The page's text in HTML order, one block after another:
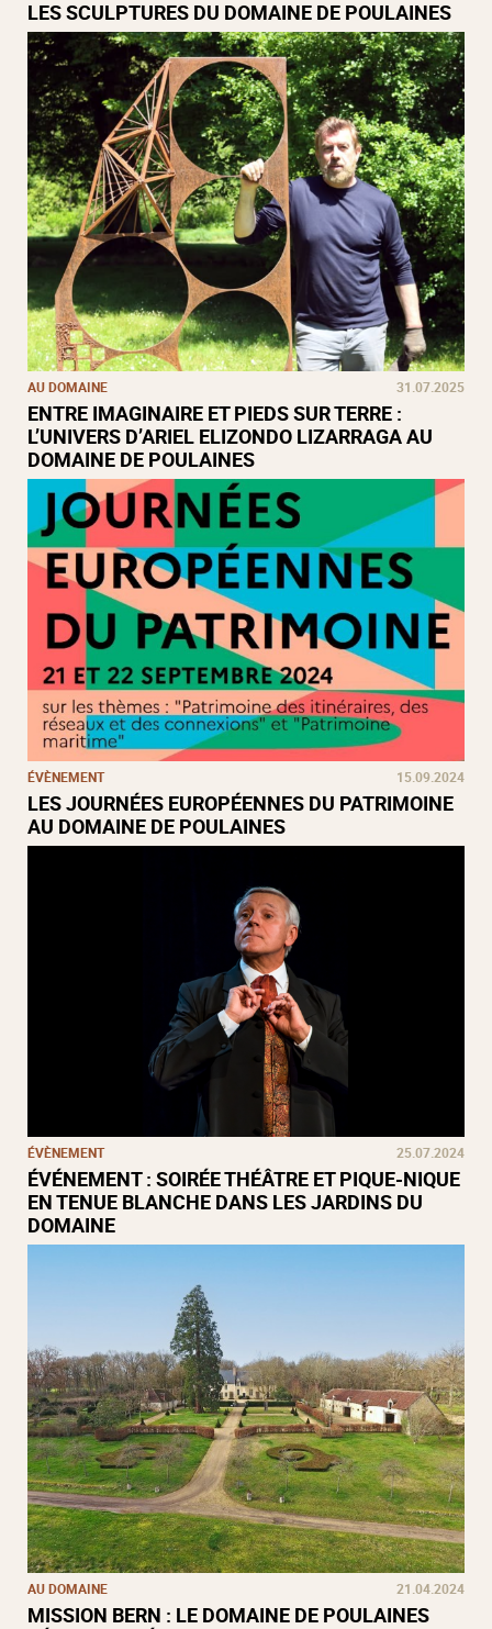
LES SCULPTURES DU DOMAINE DE POULAINES
AU DOMAINE 31.07.2025
ENTRE IMAGINAIRE ET PIEDS SUR TERRE :
L’UNIVERS D’ARIEL ELIZONDO LIZARRAGA AU
DOMAINE DE POULAINES
ÉVÈNEMENT 15.09.2024
LES JOURNÉES EUROPÉENNES DU PATRIMOINE
AU DOMAINE DE POULAINES
ÉVÈNEMENT 25.07.2024
ÉVÉNEMENT : SOIRÉE THÉÂTRE ET PIQUE-NIQUE
EN TENUE BLANCHE DANS LES JARDINS DU
DOMAINE
AU DOMAINE 21.04.2024
MISSION BERN : LE DOMAINE DE POULAINES